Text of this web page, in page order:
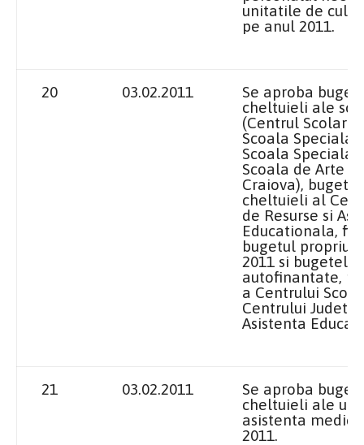
unitatile de cult
pe anul 2011.
20 03.02.2011
Se aproba
cheltuieli ale
(Centrul Scolar
Scoala Speciala
Scoala Speciala
Scoala de Arte
Craiova),
cheltuieli al
de Resurse si
Educationala,
bugetul propriu
2011 si
autofinantate,
a Centrului
Centrului
Asistenta
21 03.02.2011
Se aproba
cheltuieli ale
asistenta
2011.